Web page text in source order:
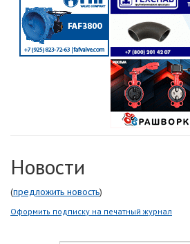
Новости
(предложить новость)
Оформить подписку на печатный журнал